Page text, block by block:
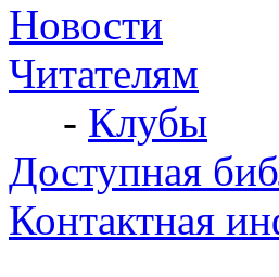
Новости
Читателям
- Клубы
Доступная
Контактная